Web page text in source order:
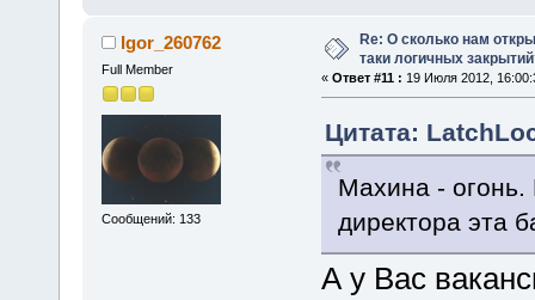
Igor_260762
Full Member
Сообщений: 133
Re: О сколько нам
таки логичных
« Ответ #11 : 19 Июля 2012,
Цитата:
Махина - огонь.
директора эта
А у Вас